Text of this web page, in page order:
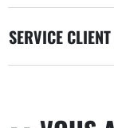
SERVICE CLIENT